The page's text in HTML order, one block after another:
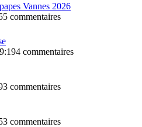
Vannes 2026
5 commentaires
4 commentaires
3 commentaires
3 commentaires